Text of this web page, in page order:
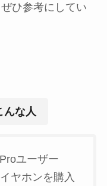
ひ参考にしてい
んな人
ユーザー
ヤホンを購入